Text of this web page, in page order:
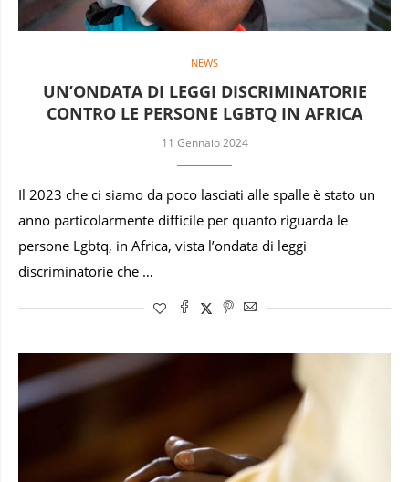
NEWS
UN’ONDATA DI LEGGI DISCRIMINATORIE
CONTRO LE PERSONE LGBTQ IN AFRICA
11 Gennaio 2024
Il 2023 che ci siamo da poco lasciati alle spalle è stato un
anno particolarmente difficile per quanto riguarda le
persone Lgbtq, in Africa, vista l’ondata di leggi
discriminatorie che …